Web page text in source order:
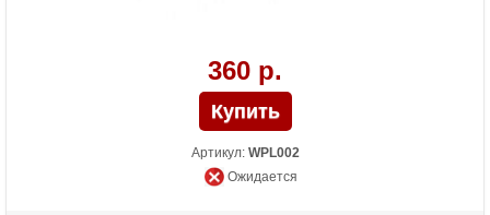
360 р.
Артикул: WPL002
Ожидается